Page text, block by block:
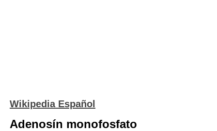
Wikipedia Español
Adenosín monofosfato